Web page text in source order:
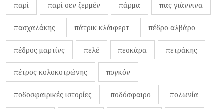
παρί παρί σεν ζερμέν πάρμα πας γιάννινα
πασχαλάκης πάτρικ κλάιφερτ πέδρο αλβάρο
πέδρος μαρτίνς πελέ πεσκάρα πετράκης
πέτρος κολοκοτρώνης πογκόν
ποδοσφαιρικές ιστορίες ποδόσφαιρο πολωνία